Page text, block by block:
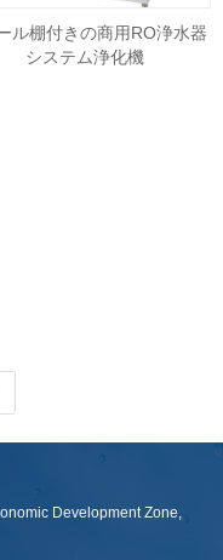
ル棚付きの商用RO浄水器
システム浄化機
Development Zone,